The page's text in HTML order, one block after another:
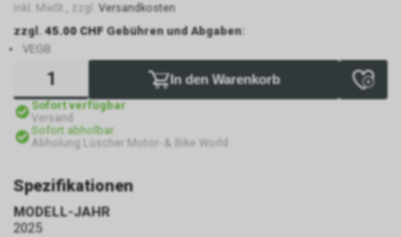
inkl. MwSt., zzgl. Versandkosten
zzgl.45.00 CHF Gebühren und Abgaben:
VEGB
In den Warenkorb
Sofort verfügbar
Versand
Sofort abholbar
Abholung Lüscher Motor- & Bike World
Spezifikationen
MODELL-JAHR
2025